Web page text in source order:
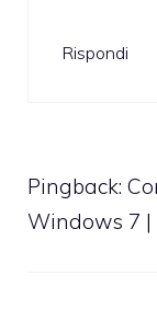
Rispondi
Pingback:
Windows 7 |